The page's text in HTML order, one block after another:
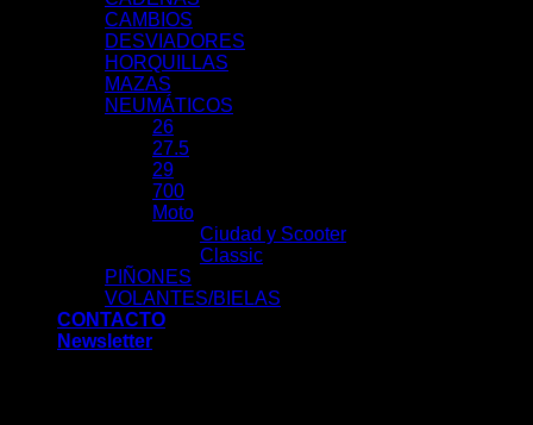
CAMBIOS
DESVIADORES
HORQUILLAS
MAZAS
NEUMÁTICOS
26
27.5
29
700
Moto
Ciudad y Scooter
Classic
PIÑONES
VOLANTES/BIELAS
CONTACTO
Newsletter